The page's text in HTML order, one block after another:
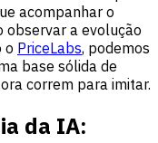
acompanhar o
observar a evolução
o PriceLabs, podemos
base sólida de
correm para imitar.
da IA: